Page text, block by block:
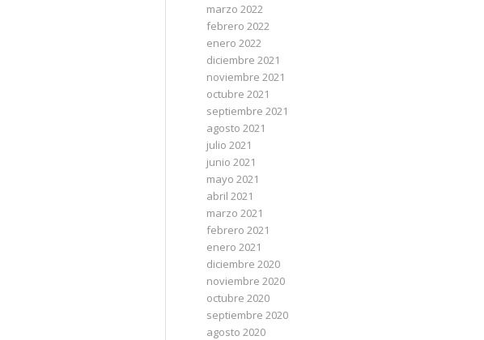
marzo 2022
febrero 2022
enero 2022
diciembre 2021
noviembre 2021
octubre 2021
septiembre 2021
agosto 2021
julio 2021
junio 2021
mayo 2021
abril 2021
marzo 2021
febrero 2021
enero 2021
diciembre 2020
noviembre 2020
octubre 2020
septiembre 2020
agosto 2020